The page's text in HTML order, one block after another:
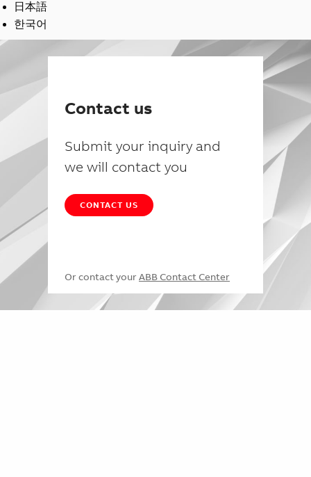
日本語
한국어
Contact us
Submit your inquiry and
we will contact you
CONTACT US
Or contact your ABB Contact Center